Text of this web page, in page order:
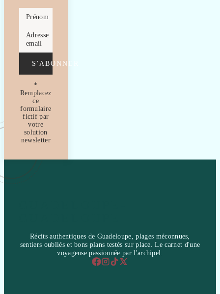
Prénom
Adresse
email
S'ABONNER
*
Remplacez
ce
formulaire
fictif par
votre
solution
newsletter
Récits authentiques de Guadeloupe, plages méconnues,
sentiers oubliés et bons plans testés sur place. Le carnet d'une
voyageuse passionnée par l'archipel.